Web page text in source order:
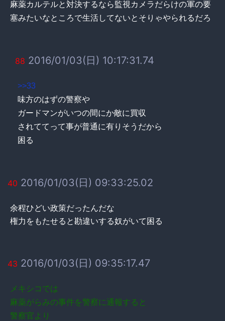
麻薬カルテルと対決するなら監視カメラだらけの軍の要
塞みたいなところで生活してないとそりゃやられるだろ
88 2016/01/03(日) 10:17:31.74
>>33
味方のはずの警察や
ガードマンがいつの間にか敵に買収
されててって事が普通に有りそうだから
困る
40 2016/01/03(日) 09:33:25.02
余程ひどい政策だったんだな
権力をもたせると勘違いする奴がいて困る
43 2016/01/03(日) 09:35:17.47
メキシコでは
麻薬がらみの事件を警察に通報すると
警察官より